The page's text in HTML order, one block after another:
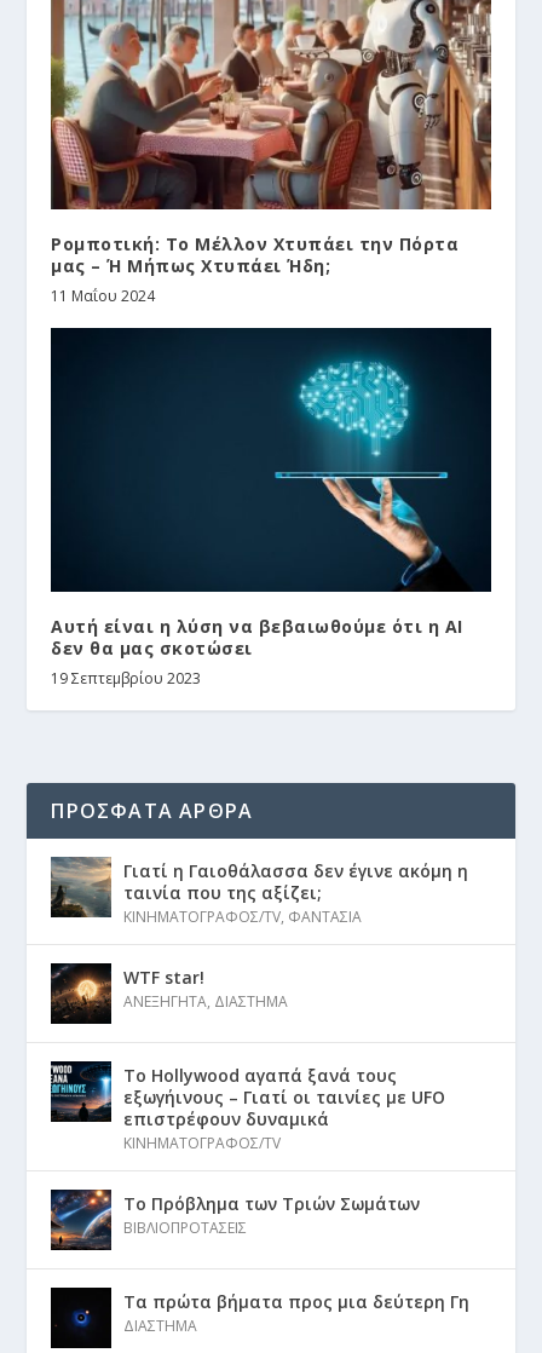
Ρομποτική: Το Μέλλον Χτυπάει την Πόρτα
μας – Ή Μήπως Χτυπάει Ήδη;
11 Μαΐου 2024
Αυτή είναι η λύση να βεβαιωθούμε ότι η ΑΙ
δεν θα μας σκοτώσει
19 Σεπτεμβρίου 2023
ΠΡΟΣΦΑΤΑ ΑΡΘΡΑ
Γιατί η Γαιοθάλασσα δεν έγινε ακόμη η
ταινία που της αξίζει;
ΚΙΝΗΜΑΤΟΓΡΑΦΟΣ/TV, ΦΑΝΤΑΣΙΑ
WTF star!
ΑΝΕΞΗΓΗΤΑ, ΔΙΑΣΤΗΜΑ
Το Hollywood αγαπά ξανά τους
εξωγήινους – Γιατί οι ταινίες με UFO
επιστρέφουν δυναμικά
ΚΙΝΗΜΑΤΟΓΡΑΦΟΣ/TV
Το Πρόβλημα των Τριών Σωμάτων
ΒΙΒΛΙΟΠΡΟΤΑΣΕΙΣ
Τα πρώτα βήματα προς μια δεύτερη Γη
ΔΙΑΣΤΗΜΑ